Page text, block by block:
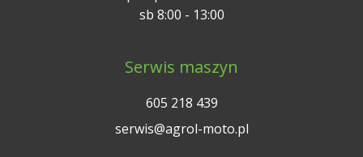
sb 8:00 - 13:00
Serwis maszyn
605 218 439
serwis@agrol-moto.pl